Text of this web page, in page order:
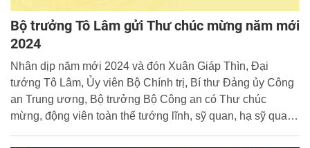
Bộ trưởng Tô Lâm gửi Thư chúc mừng năm mới
2024
Nhân dịp năm mới 2024 và đón Xuân Giáp Thìn, Đại
tướng Tô Lâm, Ủy viên Bộ Chính trị, Bí thư Đảng ủy Công
an Trung ương, Bộ trưởng Bộ Công an có Thư chúc
mừng, động viên toàn thể tướng lĩnh, sỹ quan, hạ sỹ quan,